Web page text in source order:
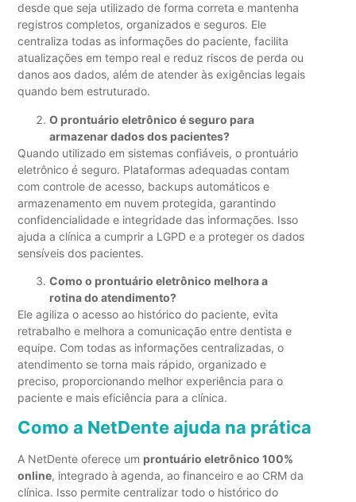
desde que seja utilizado de forma correta e mantenha
registros completos, organizados e seguros. Ele
centraliza todas as informações do paciente, facilita
atualizações em tempo real e reduz riscos de perda ou
danos aos dados, além de atender às exigências legais
quando bem estruturado.
O prontuário eletrônico é seguro para
armazenar dados dos pacientes?
Quando utilizado em sistemas confiáveis, o prontuário
eletrônico é seguro. Plataformas adequadas contam
com controle de acesso, backups automáticos e
armazenamento em nuvem protegida, garantindo
confidencialidade e integridade das informações. Isso
ajuda a clínica a cumprir a LGPD e a proteger os dados
sensíveis dos pacientes.
Como o prontuário eletrônico melhora a
rotina do atendimento?
Ele agiliza o acesso ao histórico do paciente, evita
retrabalho e melhora a comunicação entre dentista e
equipe. Com todas as informações centralizadas, o
atendimento se torna mais rápido, organizado e
preciso, proporcionando melhor experiência para o
paciente e mais eficiência para a clínica.
Como a NetDente ajuda na prática
A NetDente oferece um prontuário eletrônico 100%
online, integrado à agenda, ao financeiro e ao CRM da
clínica. Isso permite centralizar todo o histórico do